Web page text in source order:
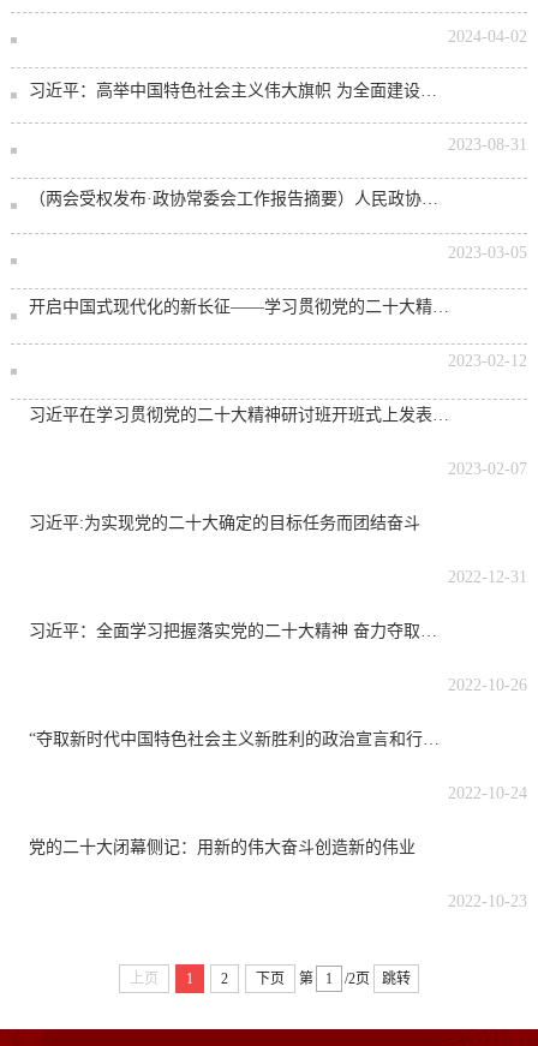
2024-04-02
习近平：高举中国特色社会主义伟大旗帜 为全面建设社会主义现代化国家而团结奋斗——在
2023-08-31
（两会受权发布·政协常委会工作报告摘要）人民政协要为实现中共二十大确定的目标任务作
2023-03-05
开启中国式现代化的新长征——学习贯彻党的二十大精神研讨班侧记
2023-02-12
习近平在学习贯彻党的二十大精神研讨班开班式上发表重要讲话
2023-02-07
习近平:为实现党的二十大确定的目标任务而团结奋斗
2022-12-31
习近平：全面学习把握落实党的二十大精神 奋力夺取全面建设社会主义现代化国家新胜利
2022-10-26
“夺取新时代中国特色社会主义新胜利的政治宣言和行动纲领”——中共中央举行新闻发布会
2022-10-24
党的二十大闭幕侧记：用新的伟大奋斗创造新的伟业
2022-10-23
上页 1 2 下页 第 /2页 跳转